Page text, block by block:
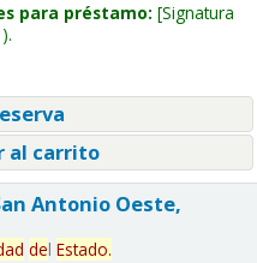
para préstamo: Signatura
al carrito
Antonio Oeste,
del Estado.